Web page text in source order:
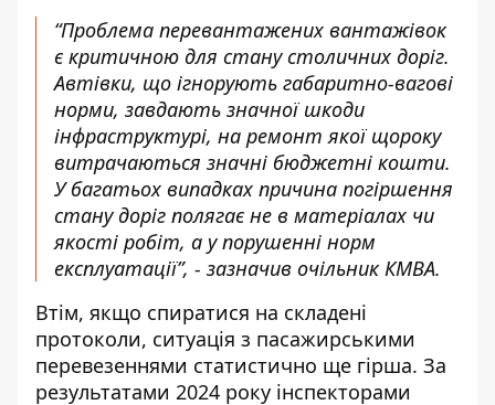
“Проблема перевантажених вантажівок
є критичною для стану столичних доріг.
Автівки, що ігнорують габаритно-вагові
норми, завдають значної шкоди
інфраструктурі, на ремонт якої щороку
витрачаються значні бюджетні кошти.
У багатьох випадках причина погіршення
стану доріг полягає не в матеріалах чи
якості робіт, а у порушенні норм
експлуатації”, - зазначив очільник КМВА.
Втім, якщо спиратися на складені
протоколи, ситуація з пасажирськими
перевезеннями статистично ще гірша. За
результатами 2024 року інспекторами